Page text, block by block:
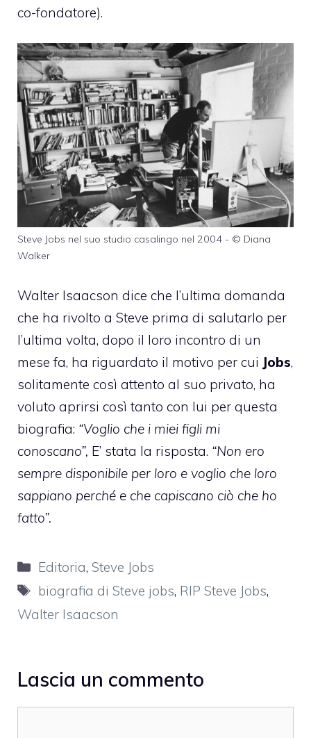
co-fondatore).
Steve Jobs nel suo studio casalingo nel 2004 - © Diana
Walker
Walter Isaacson dice che l’ultima domanda
che ha rivolto a Steve prima di salutarlo per
l’ultima volta, dopo il loro incontro di un
mese fa, ha riguardato il motivo per cui Jobs,
solitamente così attento al suo privato, ha
voluto aprirsi così tanto con lui per questa
biografia: “Voglio che i miei figli mi
conoscano”, E’ stata la risposta. “Non ero
sempre disponibile per loro e voglio che loro
sappiano perché e che capiscano ciò che ho
fatto”.
Categorie
Editoria,Steve Jobs
Tag
biografia di Steve jobs, RIP Steve Jobs,
Walter Isaacson
Lascia un commento